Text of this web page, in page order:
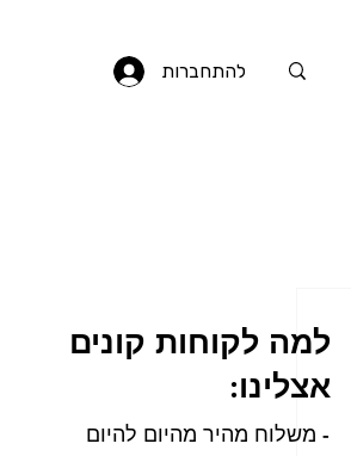
להתחברות
למה לקוחות קונים
אצלינו:
- משלוח מהיר מהיום להיום